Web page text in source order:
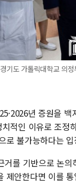
기도 가톨릭대학교 의
년 증원을
적인 이유로 조정
로 불가능하다는
를 기반으로 논의
제안한다면 이를